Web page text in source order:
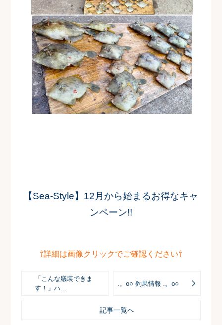
【Sea-Style】12月から始まるお得なキャ
ンペーン!!
⇧詳細は画像クリックでご確認ください⇧
「こんな艤装できま
す！」ハ...
.。o○ 釣果情報 .。o○
記事一覧へ